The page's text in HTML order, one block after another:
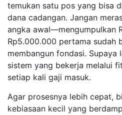
temukan satu pos yang bisa
dana cadangan. Jangan
angka awal—mengumpulkan
Rp5.000.000 pertama sudah
membangun fondasi. Supaya
sistem yang bekerja melalui
setiap kali gaji masuk.
Agar prosesnya lebih cepat,
kebiasaan kecil yang